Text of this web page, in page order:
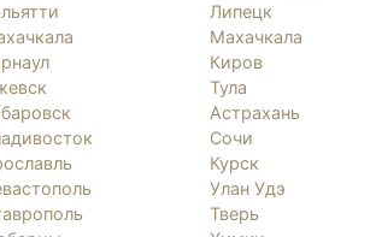
Липецк
Махачкала
Киров
Тула
Астрахань
Сочи
Курск
Улан Удэ
Тверь